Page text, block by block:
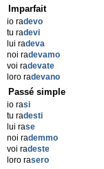
Imparfait
io radevo
tu radevi
lui radeva
noi radevamo
voi radevate
loro radevano
Passé simple
io rasi
tu radesti
lui rase
noi rademmo
voi radeste
loro rasero